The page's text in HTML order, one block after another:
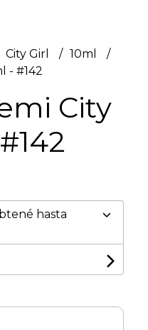
City Girl
10ml
- #142
City
hasta